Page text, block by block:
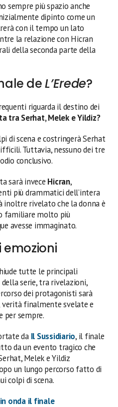
sempre più spazio anche
dipinto come un
con il tempo un lato
la relazione con Hicran
della seconda parte della
deL’Erede?
riguarda il destino dei
tra Serhat, Melek e Yildiz?
di scena e costringerà Serhat
Tuttavia, nessuno dei tre
conclusivo.
sarà invece Hicran,
più drammatici dell’intera
inoltre rivelato che la donna è
familiare molto più
avesse immaginato.
emozioni
tutte le principali
serie, tra rivelazioni,
dei protagonisti sarà
verità finalmente svelate e
per sempre.
da Il Sussidiario, il finale
da un evento tragico che
Melek e Yildiz
un lungo percorso fatto di
colpi di scena.
onda il finale